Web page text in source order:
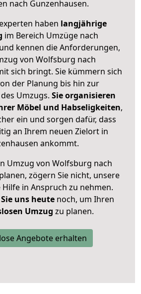
nach Gunzenhausen.
haben langjährige
im Bereich Umzüge nach
kennen die Anforderungen,
von Wolfsburg nach
sich bringt. Sie kümmern sich
der Planung bis hin zur
Umzugs. Sie organisieren
Möbel und Habseligkeiten,
ein und sorgen dafür, dass
an Ihrem neuen Zielort in
ankommt.
Umzug von Wolfsburg nach
zögern Sie nicht, unsere
in Anspruch zu nehmen.
uns heutenoch, um Ihren
Umzug zu planen.
Angebote erhalten